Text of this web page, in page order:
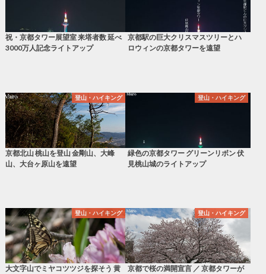
祝・京都タワー展望室 来塔者数 延べ
3000万人記念ライトアップ
京都駅の巨大クリスマスツリーとハ
ロウィンの京都タワーを遠望
登山・ハイキング
京都北山 桃山を登山 金剛山、大峰
山、大台ヶ原山を遠望
登山・ハイキング
緑色の京都タワー グリーンリボン 伏
見桃山城のライトアップ
登山・ハイキング
大文字山でミヤコツツジを探そう 黄
登山・ハイキング
京都で桜の満開宣言 ／ 京都タワーが